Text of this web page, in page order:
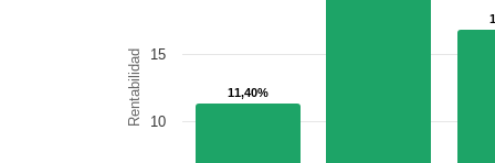
Rentabilidad 11,40%
11,40%
10
15